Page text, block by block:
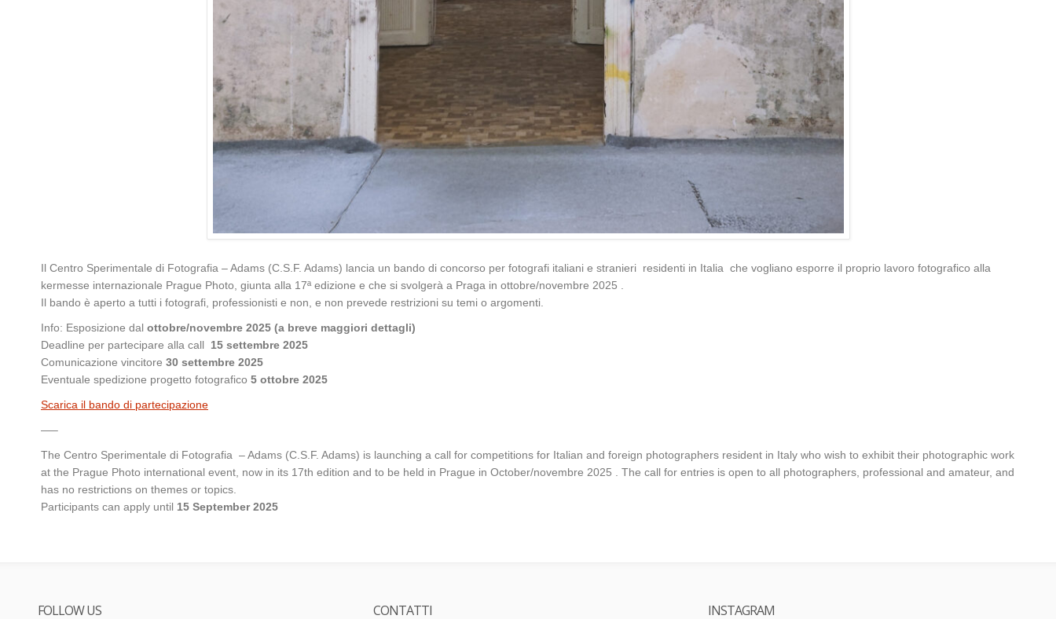
Il Centro Sperimentale di Fotografia – Adams (C.S.F. Adams) lancia un bando di concorso per fotografi italiani e stranieri residenti in Italia che vogliano esporre il proprio lavoro fotografico alla
kermesse internazionale Prague Photo, giunta alla 17ª edizione e che si svolgerà a Praga in ottobre/novembre 2025 .
Il bando è aperto a tutti i fotografi, professionisti e non, e non prevede restrizioni su temi o argomenti.
Info: Esposizione dal ottobre/novembre 2025 (a breve maggiori dettagli)
Deadline per partecipare alla call 15 settembre 2025
Comunicazione vincitore 30 settembre 2025
Eventuale spedizione progetto fotografico 5 ottobre 2025
Scarica il bando di partecipazione
—–
The Centro Sperimentale di Fotografia – Adams (C.S.F. Adams) is launching a call for competitions for Italian and foreign photographers resident in Italy who wish to exhibit their photographic work
at the Prague Photo international event, now in its 17th edition and to be held in Prague in October/novembre 2025 . The call for entries is open to all photographers, professional and amateur, and
has no restrictions on themes or topics.
Participants can apply until 15 September 2025
FOLLOW US CONTATTI INSTAGRAM